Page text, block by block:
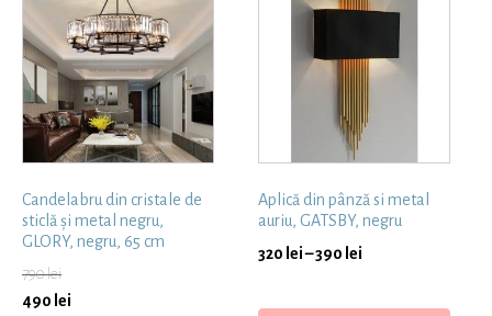
Candelabru din cristale de
sticlă și metal negru,
GLORY, negru, 65 cm
790lei
490 lei
Aplică din pânză si metal
auriu, GATSBY, negru
320 lei–390 lei